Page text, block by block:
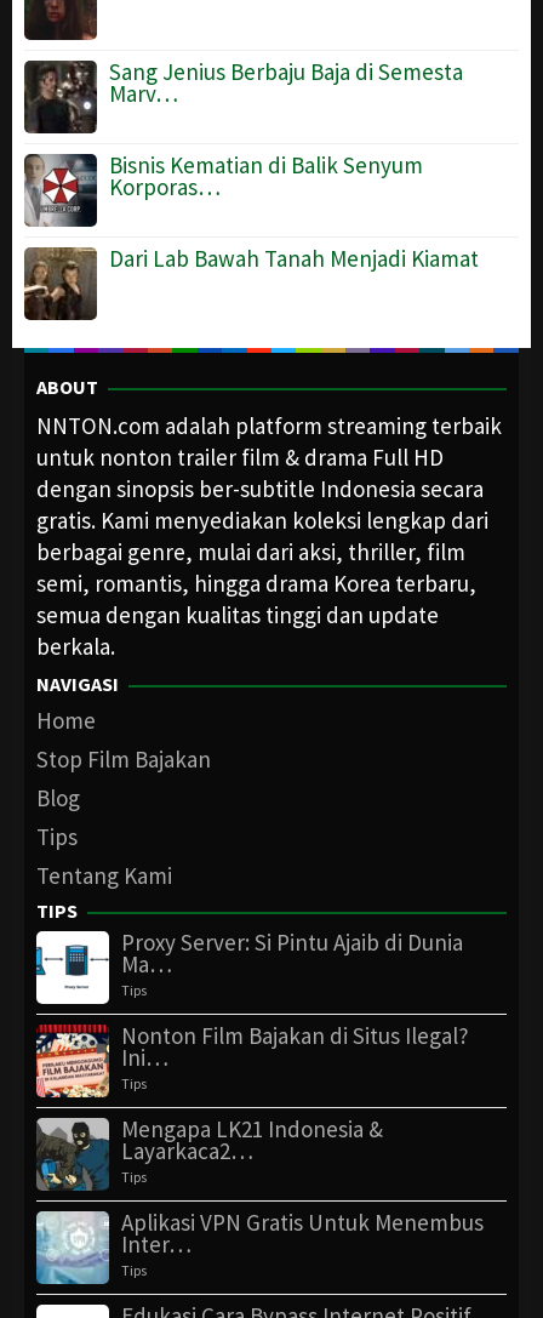
Sang Jenius Berbaju Baja di Semesta
Marv…
Bisnis Kematian di Balik Senyum
Korporas…
Dari Lab Bawah Tanah Menjadi Kiamat
ABOUT
NNTON.com adalah platform streaming terbaik
untuk nonton trailer film & drama Full HD
dengan sinopsis ber-subtitle Indonesia secara
gratis. Kami menyediakan koleksi lengkap dari
berbagai genre, mulai dari aksi, thriller, film
semi, romantis, hingga drama Korea terbaru,
semua dengan kualitas tinggi dan update
berkala.
NAVIGASI
Home
Stop Film Bajakan
Blog
Tips
Tentang Kami
TIPS
Proxy Server: Si Pintu Ajaib di Dunia
Ma…
Tips
Nonton Film Bajakan di Situs Ilegal?
Ini…
Tips
Mengapa LK21 Indonesia &
Layarkaca2…
Tips
Aplikasi VPN Gratis Untuk Menembus
Inter…
Tips